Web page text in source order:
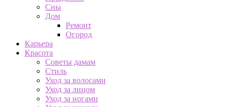
Сны
Дом
Ремонт
Огород
Карьера
Красота
Советы дамам
Стиль
Уход за волосами
Уход за лицом
Уход за ногами